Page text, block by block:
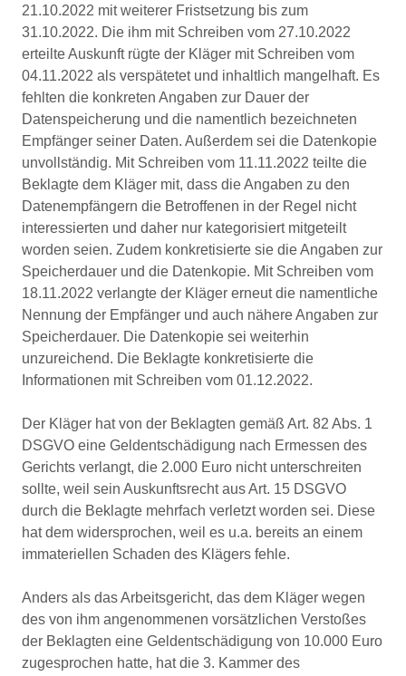
21.10.2022 mit weiterer Fristsetzung bis zum
31.10.2022. Die ihm mit Schreiben vom 27.10.2022
erteilte Auskunft rügte der Kläger mit Schreiben vom
04.11.2022 als verspätetet und inhaltlich mangelhaft. Es
fehlten die konkreten Angaben zur Dauer der
Datenspeicherung und die namentlich bezeichneten
Empfänger seiner Daten. Außerdem sei die Datenkopie
unvollständig. Mit Schreiben vom 11.11.2022 teilte die
Beklagte dem Kläger mit, dass die Angaben zu den
Datenempfängern die Betroffenen in der Regel nicht
interessierten und daher nur kategorisiert mitgeteilt
worden seien. Zudem konkretisierte sie die Angaben zur
Speicherdauer und die Datenkopie. Mit Schreiben vom
18.11.2022 verlangte der Kläger erneut die namentliche
Nennung der Empfänger und auch nähere Angaben zur
Speicherdauer. Die Datenkopie sei weiterhin
unzureichend. Die Beklagte konkretisierte die
Informationen mit Schreiben vom 01.12.2022.
Der Kläger hat von der Beklagten gemäß Art. 82 Abs. 1
DSGVO eine Geldentschädigung nach Ermessen des
Gerichts verlangt, die 2.000 Euro nicht unterschreiten
sollte, weil sein Auskunftsrecht aus Art. 15 DSGVO
durch die Beklagte mehrfach verletzt worden sei. Diese
hat dem widersprochen, weil es u.a. bereits an einem
immateriellen Schaden des Klägers fehle.
Anders als das Arbeitsgericht, das dem Kläger wegen
des von ihm angenommenen vorsätzlichen Verstoßes
der Beklagten eine Geldentschädigung von 10.000 Euro
zugesprochen hatte, hat die 3. Kammer des